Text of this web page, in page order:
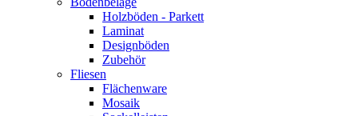
Holzböden - Parkett
Laminat
Designböden
Zubehör
Fliesen
Flächenware
Mosaik